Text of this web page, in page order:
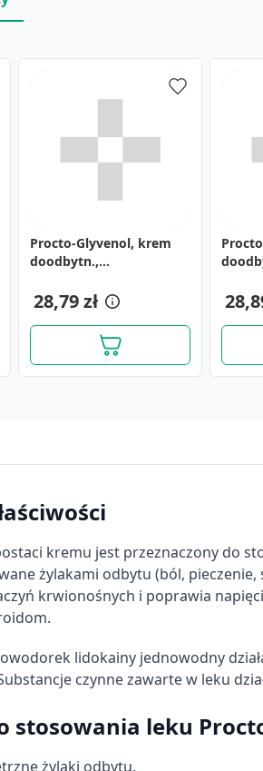
Procto-Glyvenol, krem
doodbytn.,
g
28,79 zł
g
kremu jest przeznaczony do
żylakami odbytu (ból, pieczenie,
krwionośnych i poprawia
lidokainy jednowodny
czynne zawarte w leku
stosowania leku
żylaki odbytu.